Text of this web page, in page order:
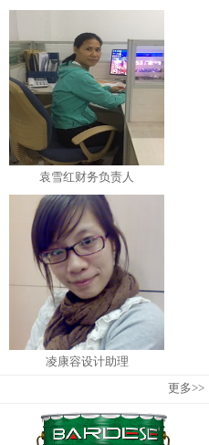
袁雪红财务负责人
凌康容设计助理
更多>>